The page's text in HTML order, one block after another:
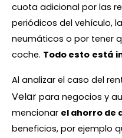
cuota adicional por las
periódicos del vehículo,
neumáticos o por tener
coche. Todo esto está
Al analizar el caso del
Velar para negocios y
mencionar el ahorro de
beneficios, por ejemplo